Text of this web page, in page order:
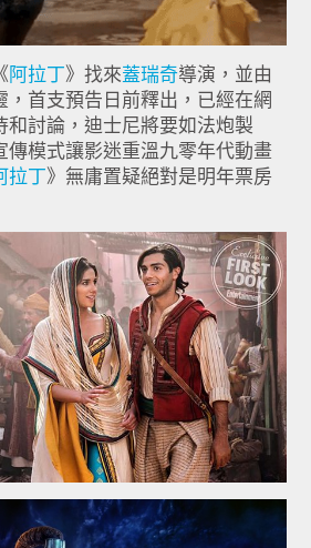
阿拉丁》找來蓋瑞奇導演，並由
，首支預告日前釋出，已經在網
和討論，迪士尼將要如法炮製
傳模式讓影迷重溫九零年代動畫
拉丁》無庸置疑絕對是明年票房